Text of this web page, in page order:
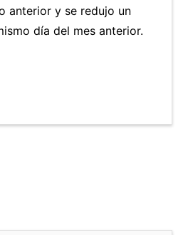
anterior y se redujo un
día del mes anterior.